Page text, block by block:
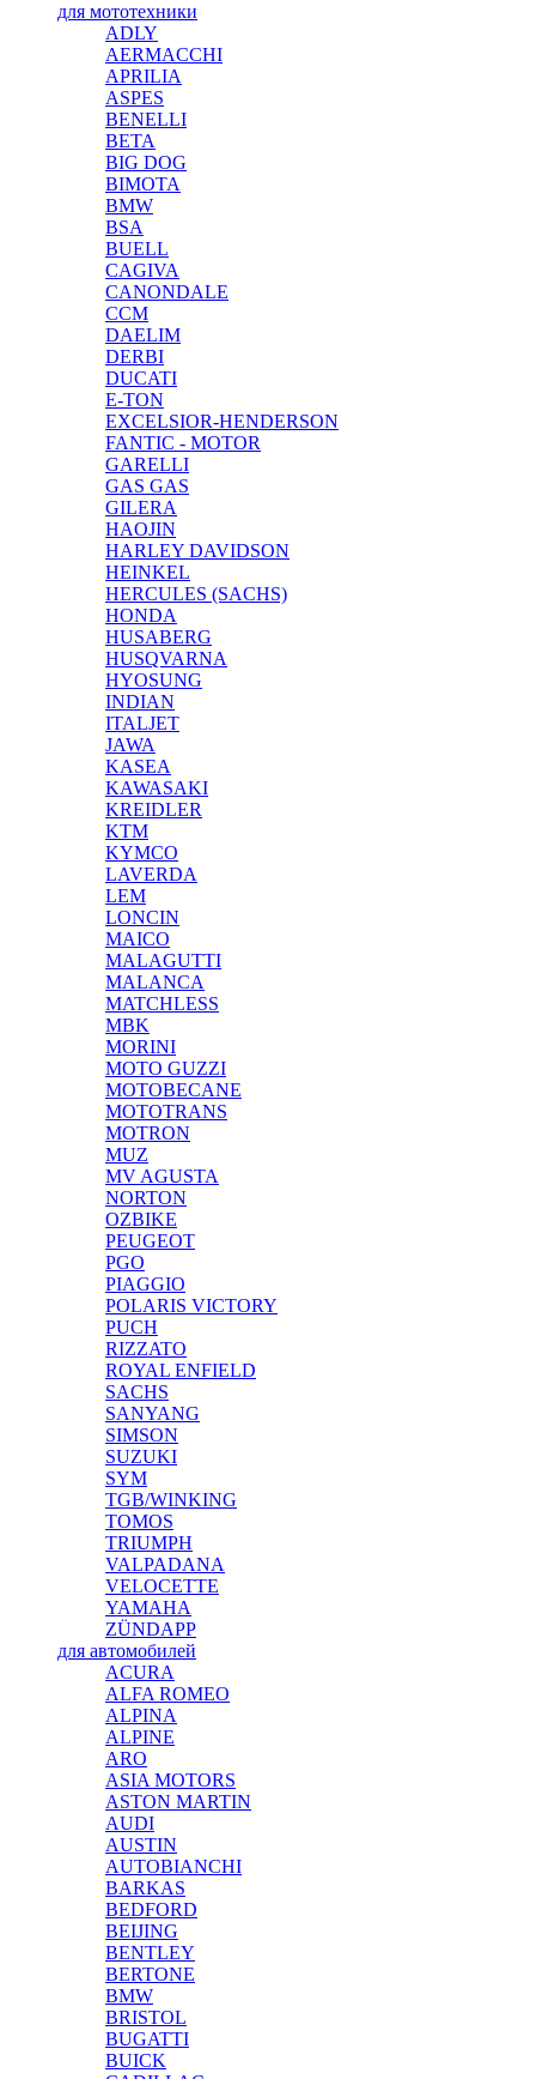
для мототехники
ADLY
AERMACCHI
APRILIA
ASPES
BENELLI
BETA
BIG DOG
BIMOTA
BMW
BSA
BUELL
CAGIVA
CANONDALE
CCM
DAELIM
DERBI
DUCATI
E-TON
EXCELSIOR-HENDERSON
FANTIC - MOTOR
GARELLI
GAS GAS
GILERA
HAOJIN
HARLEY DAVIDSON
HEINKEL
HERCULES (SACHS)
HONDA
HUSABERG
HUSQVARNA
HYOSUNG
INDIAN
ITALJET
JAWA
KASEA
KAWASAKI
KREIDLER
KTM
KYMCO
LAVERDA
LEM
LONCIN
MAICO
MALAGUTTI
MALANCA
MATCHLESS
MBK
MORINI
MOTO GUZZI
MOTOBECANE
MOTOTRANS
MOTRON
MUZ
MV AGUSTA
NORTON
OZBIKE
PEUGEOT
PGO
PIAGGIO
POLARIS VICTORY
PUCH
RIZZATO
ROYAL ENFIELD
SACHS
SANYANG
SIMSON
SUZUKI
SYM
TGB/WINKING
TOMOS
TRIUMPH
VALPADANA
VELOCETTE
YAMAHA
ZÜNDAPP
для автомобилей
ACURA
ALFA ROMEO
ALPINA
ALPINE
ARO
ASIA MOTORS
ASTON MARTIN
AUDI
AUSTIN
AUTOBIANCHI
BARKAS
BEDFORD
BEIJING
BENTLEY
BERTONE
BMW
BRISTOL
BUGATTI
BUICK